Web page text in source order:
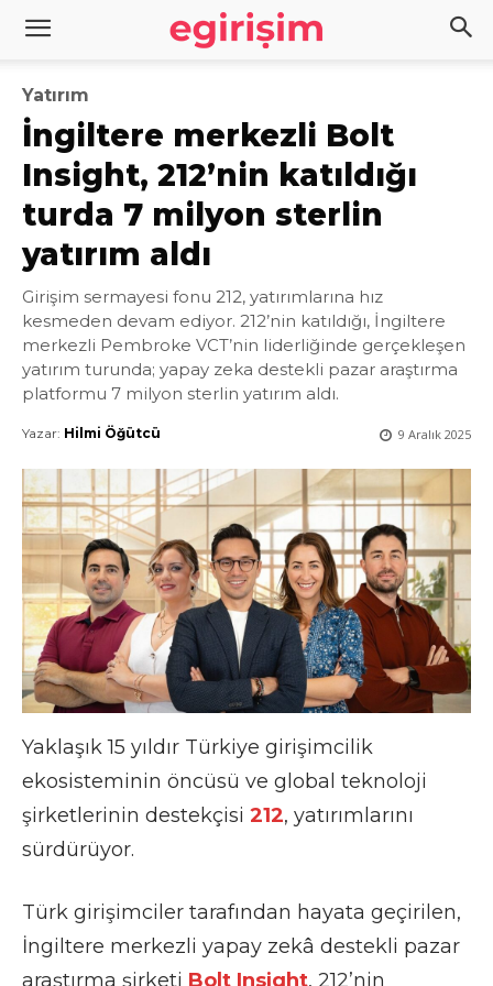
Yatırım
İngiltere merkezli Bolt
Insight, 212’nin katıldığı
turda 7 milyon sterlin
yatırım aldı
Girişim sermayesi fonu 212, yatırımlarına hız
kesmeden devam ediyor. 212’nin katıldığı, İngiltere
merkezli Pembroke VCT’nin liderliğinde gerçekleşen
yatırım turunda; yapay zeka destekli pazar araştırma
platformu 7 milyon sterlin yatırım aldı.
9 Aralık 2025
Yazar: Hilmi Öğütcü
Yaklaşık 15 yıldır Türkiye girişimcilik
ekosisteminin öncüsü ve global teknoloji
şirketlerinin destekçisi 212, yatırımlarını
sürdürüyor.
Türk girişimciler tarafından hayata geçirilen,
İngiltere merkezli yapay zekâ destekli pazar
araştırma şirketi Bolt Insight, 212’nin